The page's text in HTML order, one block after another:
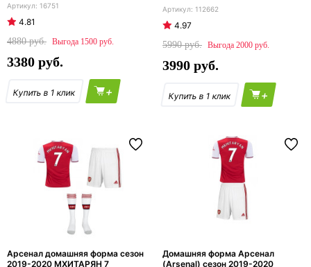
16751
4.81
4880
1500
3380
+
112662
4.97
5990
2000
3990
+
Арсенал домашняя форма сезон
2019-2020 МХИТАРЯН 7
Домашняя форма Арсенал
(Arsenal) сезон 2019-2020